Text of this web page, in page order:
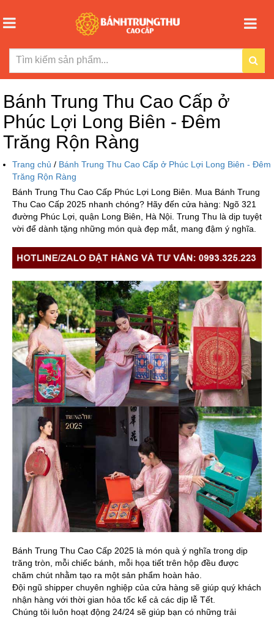
Bánh Trung Thu Cao Cấp ở
Phúc Lợi Long Biên - Đêm
Trăng Rộn Ràng
Trang chủ / Bánh Trung Thu Cao Cấp ở Phúc Lợi Long Biên - Đêm
Trăng Rộn Ràng
Bánh Trung Thu Cao Cấp Phúc Lợi Long Biên. Mua Bánh Trung
Thu Cao Cấp 2025 nhanh chóng? Hãy đến cửa hàng: Ngõ 321
đường Phúc Lợi, quận Long Biên, Hà Nội. Trung Thu là dịp tuyệt
vời để dành tặng những món quà đẹp mắt, mang đậm ý nghĩa.
Bánh Trung Thu Cao Cấp 2025 là món quà ý nghĩa trong dịp
trăng tròn, mỗi chiếc bánh, mỗi họa tiết trên hộp đều được
chăm chút nhằm tạo ra một sản phẩm hoàn hảo.
Đội ngũ shipper chuyên nghiệp của cửa hàng sẽ giúp quý khách
nhận hàng với thời gian hỏa tốc kể cả các dịp lễ Tết.
Chúng tôi luôn hoạt động 24/24 sẽ giúp bạn có những trải